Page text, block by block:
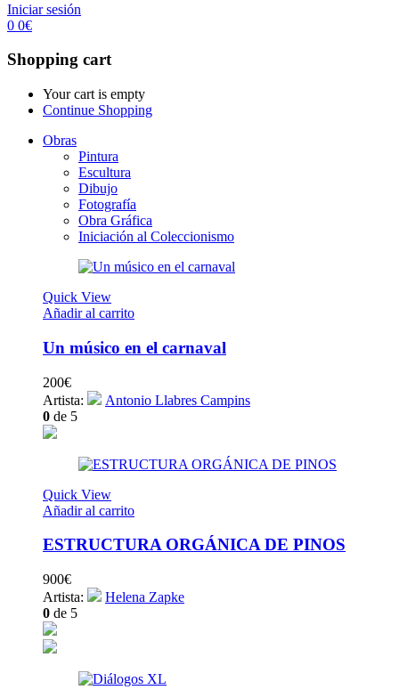
Iniciar sesión
0 0€
Shopping cart
Your cart is empty
Continue Shopping
Obras
Pintura
Escultura
Dibujo
Fotografía
Obra Gráfica
Iniciación al Coleccionismo
Quick View
Añadir al carrito
Un músico en el carnaval
200€
Artista:
Antonio Llabres Campins
0 de 5
Quick View
Añadir al carrito
ESTRUCTURA ORGÁNICA DE PINOS
900€
Artista:
Helena Zapke
0 de 5